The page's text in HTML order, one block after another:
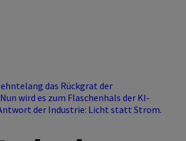
das Rückgrat der
wird es zum Flaschenhals der KI-
der Industrie: Licht statt Strom.